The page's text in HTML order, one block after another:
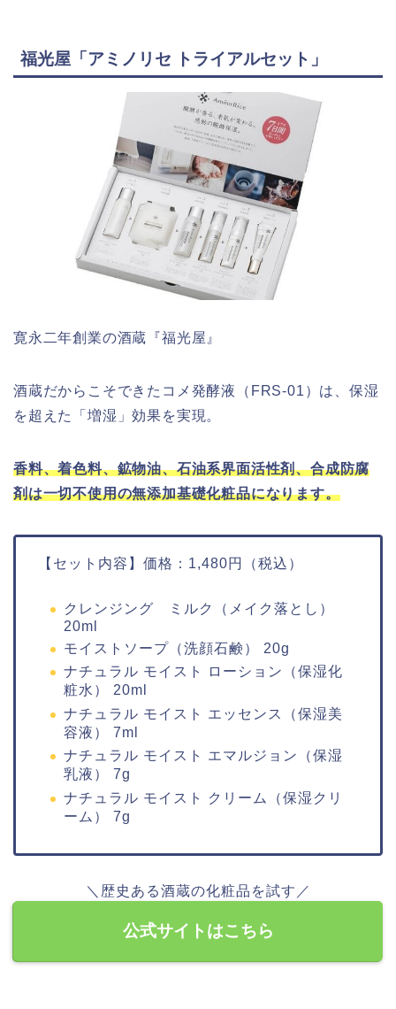
福光屋「アミノリセ トライアルセット」
寛永二年創業の酒蔵『福光屋』
酒蔵だからこそできたコメ発酵液（FRS-01）は、保湿
を超えた「増湿」効果を実現。
香料、着色料、鉱物油、石油系界面活性剤、合成防腐
剤は一切不使用の無添加基礎化粧品になります。
【セット内容】価格：1,480円（税込）
クレンジング ミルク（メイク落とし）
20ml
モイストソープ（洗顔石鹸） 20g
ナチュラル モイスト ローション（保湿化
粧水） 20ml
ナチュラル モイスト エッセンス（保湿美
容液） 7ml
ナチュラル モイスト エマルジョン（保湿
乳液） 7g
ナチュラル モイスト クリーム（保湿クリ
ーム） 7g
＼歴史ある酒蔵の化粧品を試す／
公式サイトはこちら